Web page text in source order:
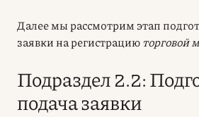
Далее мы рассмотрим этап
заявки на регистрацию торговой
Подраздел 2.2:
подача заявки